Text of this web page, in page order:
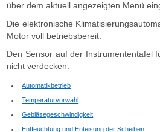
über dem aktuell angezeigten Menü
Die elektronische
Motor voll betriebsbereit.
Den Sensor auf der Instrumententafel
nicht verdecken.
Automatikbetrieb
Temperaturvorwahl
Gebläsegeschwindigkeit
Entfeuchtung und Enteisung der Scheiben